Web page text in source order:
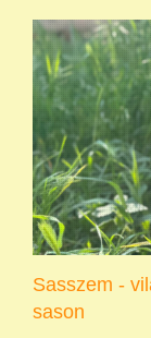
Sasszem -
sason